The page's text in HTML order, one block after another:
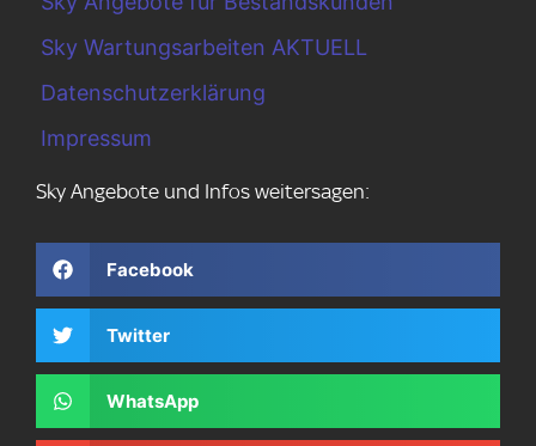
Sky Wartungsarbeiten AKTUELL
Datenschutzerklärung
Impressum
Sky Angebote und Infos weitersagen:
Facebook
Twitter
WhatsApp